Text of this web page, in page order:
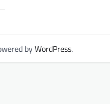
byWordPress.